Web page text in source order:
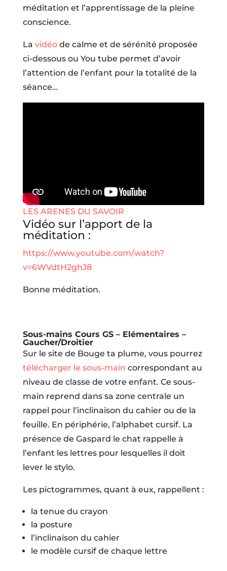
méditation et l’apprentissage de la pleine
conscience.
La vidéo de calme et de sérénité proposée
ci-dessous ou You tube permet d’avoir
l’attention de l’enfant pour la totalité de la
séance…
LES ARENES DU SAVOIR
Vidéo sur l’apport de la
méditation :
https://www.youtube.com/watch?
v=6WVdtH2ghJ8
Bonne méditation.
Sous-mains Cours GS – Elémentaires –
Gaucher/Droitier
Sur le site de Bouge ta plume, vous pourrez
télécharger le sous-main correspondant au
niveau de classe de votre enfant. Ce sous-
main reprend dans sa zone centrale un
rappel pour l’inclinaison du cahier ou de la
feuille. En périphérie, l’alphabet cursif. La
présence de Gaspard le chat rappelle à
l’enfant les lettres pour lesquelles il doit
lever le stylo.
Les pictogrammes, quant à eux, rappellent :
la tenue du crayon
la posture
l’inclinaison du cahier
le modèle cursif de chaque lettre